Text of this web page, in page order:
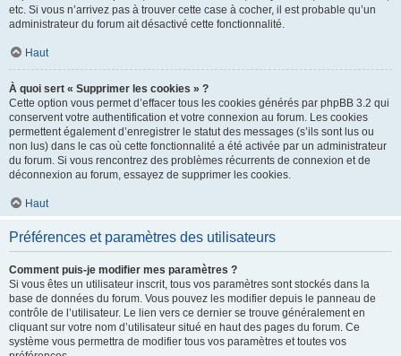
etc. Si vous n’arrivez pas à trouver cette case à cocher, il est probable qu’un
administrateur du forum ait désactivé cette fonctionnalité.
Haut
À quoi sert « Supprimer les cookies » ?
Cette option vous permet d’effacer tous les cookies générés par phpBB 3.2 qui
conservent votre authentification et votre connexion au forum. Les cookies
permettent également d’enregistrer le statut des messages (s’ils sont lus ou
non lus) dans le cas où cette fonctionnalité a été activée par un administrateur
du forum. Si vous rencontrez des problèmes récurrents de connexion et de
déconnexion au forum, essayez de supprimer les cookies.
Haut
Préférences et paramètres des utilisateurs
Comment puis-je modifier mes paramètres ?
Si vous êtes un utilisateur inscrit, tous vos paramètres sont stockés dans la
base de données du forum. Vous pouvez les modifier depuis le panneau de
contrôle de l’utilisateur. Le lien vers ce dernier se trouve généralement en
cliquant sur votre nom d’utilisateur situé en haut des pages du forum. Ce
système vous permettra de modifier tous vos paramètres et toutes vos